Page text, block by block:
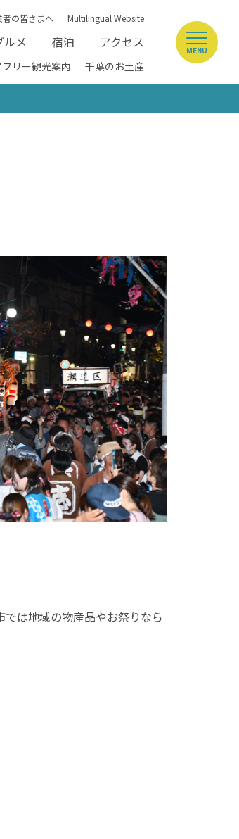
者の皆さまへ Multilingual Website
ルメ 宿泊 アクセス
リー観光案内 千葉のお土産
MENU
は地域の物産品やお祭りなら